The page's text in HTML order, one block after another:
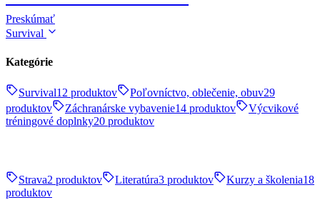
Preskúmať
Survival
Kategórie
Survival12 produktov Poľovníctvo, oblečenie, obuv29
produktov
Záchranárske vybavenie14 produktov
Výcvikové
tréningové doplnky20 produktov
Strava2 produktov Literatúra3 produktov Kurzy a školenia18
produktov